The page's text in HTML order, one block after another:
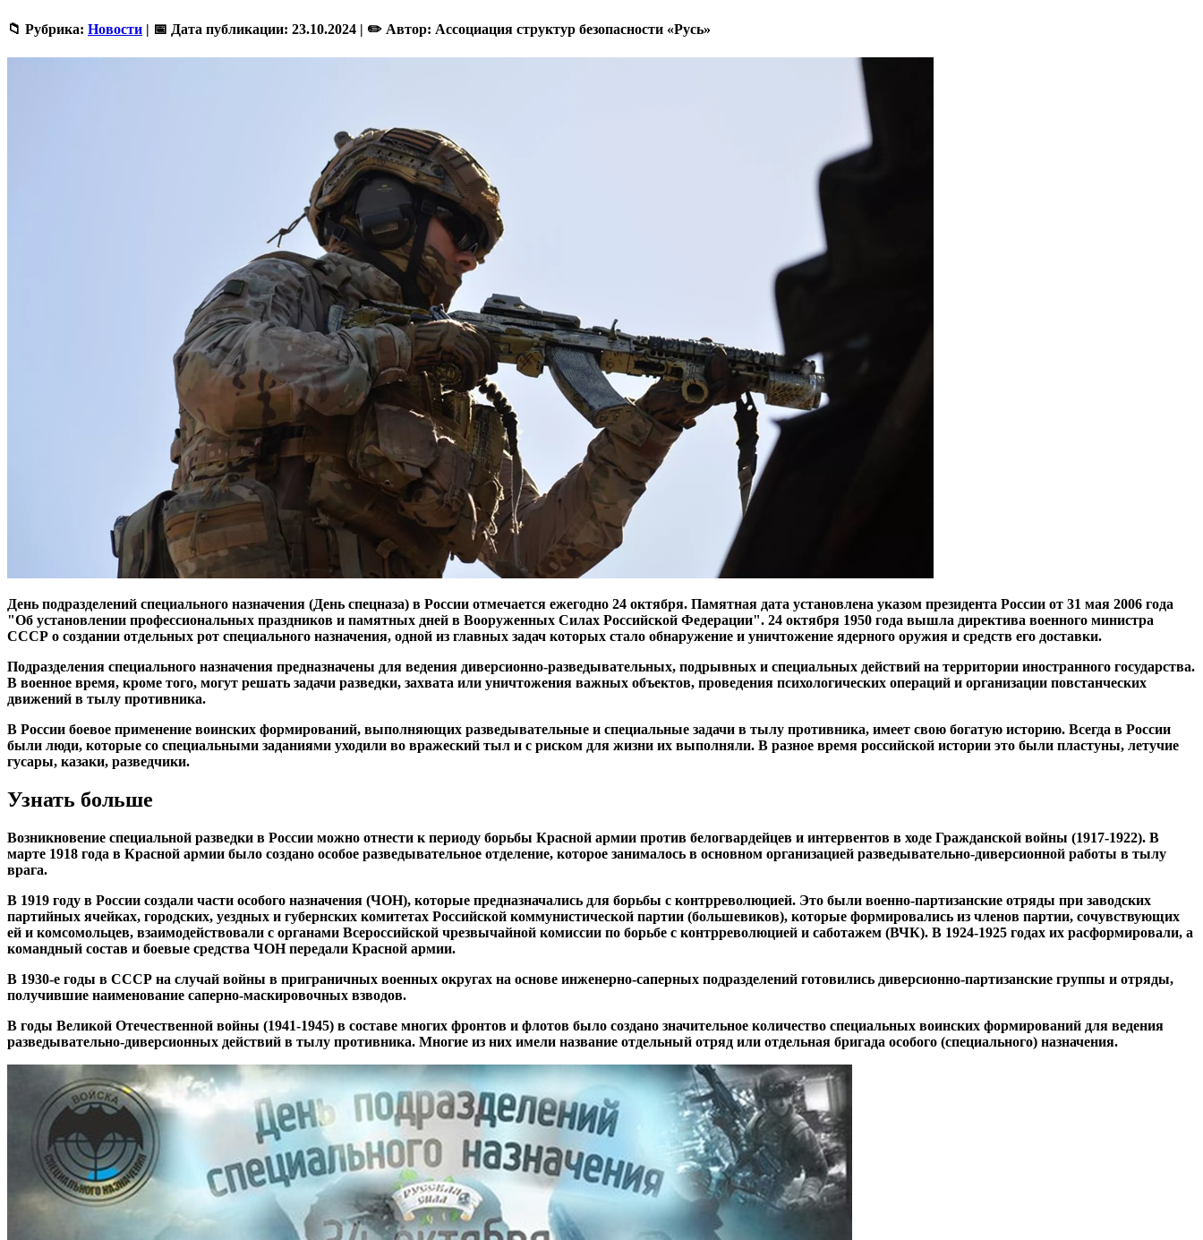
📁 Рубрика: Новости | 📅 Дата публикации: 23.10.2024 | ✏️ Автор: Ассоциация структур безопасности «Русь»
День подразделений специального назначения (День спецназа) в России отмечается ежегодно 24 октября. Памятная дата установлена указом президента России от 31 мая 2006 года
"Об установлении профессиональных праздников и памятных дней в Вооруженных Силах Российской Федерации". 24 октября 1950 года вышла директива военного министра
СССР о создании отдельных рот специального назначения, одной из главных задач которых стало обнаружение и уничтожение ядерного оружия и средств его доставки.
Подразделения специального назначения предназначены для ведения диверсионно-разведывательных, подрывных и специальных действий на территории иностранного государства.
В военное время, кроме того, могут решать задачи разведки, захвата или уничтожения важных объектов, проведения психологических операций и организации повстанческих
движений в тылу противника.
В России боевое применение воинских формирований, выполняющих разведывательные и специальные задачи в тылу противника, имеет свою богатую историю. Всегда в России
были люди, которые со специальными заданиями уходили во вражеский тыл и с риском для жизни их выполняли. В разное время российской истории это были пластуны, летучие
гусары, казаки, разведчики.
Узнать больше
Возникновение специальной разведки в России можно отнести к периоду борьбы Красной армии против белогвардейцев и интервентов в ходе Гражданской войны (1917-1922). В
марте 1918 года в Красной армии было создано особое разведывательное отделение, которое занималось в основном организацией разведывательно-диверсионной работы в тылу
врага.
В 1919 году в России создали части особого назначения (ЧОН), которые предназначались для борьбы с контрреволюцией. Это были военно-партизанские отряды при заводских
партийных ячейках, городских, уездных и губернских комитетах Российской коммунистической партии (большевиков), которые формировались из членов партии, сочувствующих
ей и комсомольцев, взаимодействовали с органами Всероссийской чрезвычайной комиссии по борьбе с контрреволюцией и саботажем (ВЧК). В 1924-1925 годах их расформировали, а
командный состав и боевые средства ЧОН передали Красной армии.
В 1930-е годы в СССР на случай войны в приграничных военных округах на основе инженерно-саперных подразделений готовились диверсионно-партизанские группы и отряды,
получившие наименование саперно-маскировочных взводов.
В годы Великой Отечественной войны (1941-1945) в составе многих фронтов и флотов было создано значительное количество специальных воинских формирований для ведения
разведывательно-диверсионных действий в тылу противника. Многие из них имели название отдельный отряд или отдельная бригада особого (специального) назначения.